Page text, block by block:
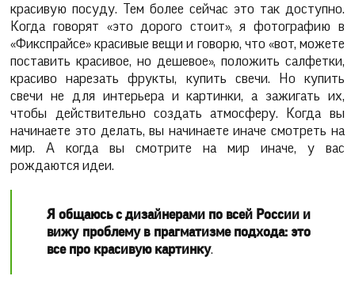
красивую посуду. Тем более сейчас это так доступно.
Когда говорят «это дорого стоит», я фотографию в
«Фикспрайсе» красивые вещи и говорю, что «вот, можете
поставить красивое, но дешевое», положить салфетки,
красиво нарезать фрукты, купить свечи. Но купить
свечи не для интерьера и картинки, а зажигать их,
чтобы действительно создать атмосферу. Когда вы
начинаете это делать, вы начинаете иначе смотреть на
мир. А когда вы смотрите на мир иначе, у вас
рождаются идеи.
Я общаюсь с дизайнерами по всей России и
вижу проблему в прагматизме подхода: это
все про красивую картинку.